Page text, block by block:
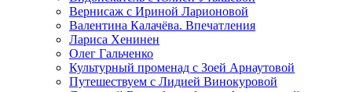
Вернисаж с Ириной Ларионовой
Валентина Калачёва. Впечатления
Лариса Хенинен
Олег Гальченко
Культурный променад с Зоей Арнаутовой
Путешествуем с Лидией Винокуровой